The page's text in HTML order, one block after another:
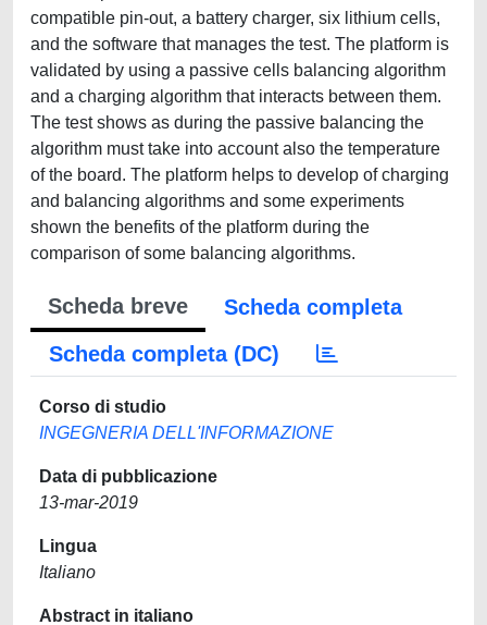
compatible pin-out, a battery charger, six lithium cells,
and the software that manages the test. The platform is
validated by using a passive cells balancing algorithm
and a charging algorithm that interacts between them.
The test shows as during the passive balancing the
algorithm must take into account also the temperature
of the board. The platform helps to develop of charging
and balancing algorithms and some experiments
shown the benefits of the platform during the
comparison of some balancing algorithms.
Scheda breve
Scheda completa
Scheda completa (DC)
Corso di studio
INGEGNERIA DELL'INFORMAZIONE
Data di pubblicazione
13-mar-2019
Lingua
Italiano
Abstract in italiano